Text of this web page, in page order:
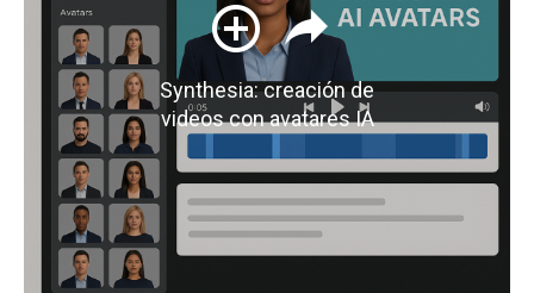
Synthesia: creación de
videos con avatares IA